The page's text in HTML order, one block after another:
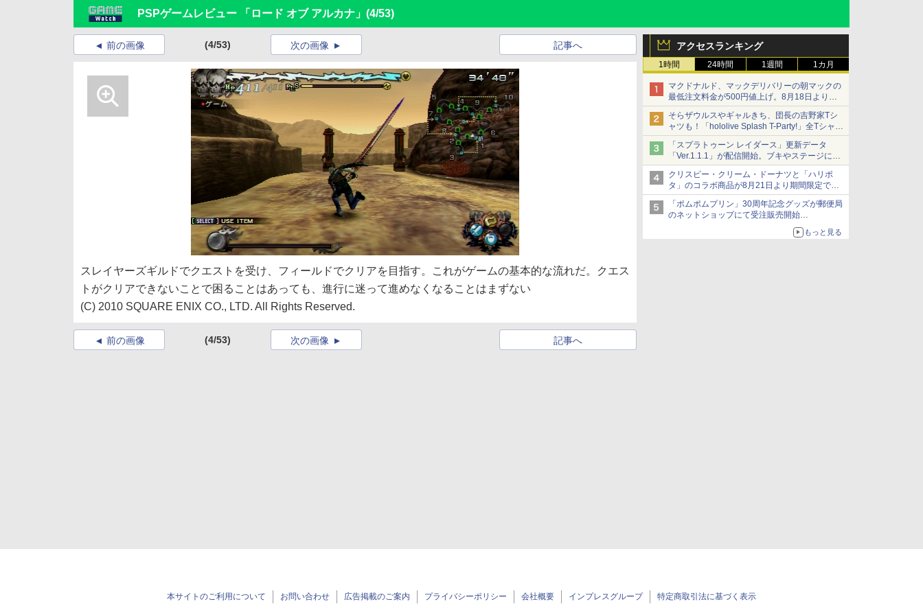
PSPゲームレビュー 「ロード オブ アルカナ」 (4/53)
アクセスランキング
1時間 24時間 1週間 1カ月
マクドナルド、マックデリバリーの朝マックの
最低注文料金が500円値上げ。8月18日より
1,500円から受付
そらザウルスやギャルきち、団長の吉野家Tシ
ャツも！「hololive Splash T-Party!」全Tシャツ
ラインナップ公開＆オンライン販売開始
「スプラトゥーン レイダース」更新データ
「Ver.1.1.1」が配信開始。ブキやステージに関
する不具合を修正
クリスピー・クリーム・ドーナツと「ハリポ
タ」のコラボ商品が8月21日より期間限定で発
売
組分け帽子ドーナツなど見た目も楽しい商品が
登場
「ポムポムプリン」30周年記念グッズが郵便局
のネットショップにて受注販売開始
「おもちもちもちクッション」など今年だけの
もっと見る
前の画像 (4/53) 記事へ
次の画像
スレイヤーズギルドでクエストを受け、フィールドでクリアを目指す。これがゲームの基本的な流れだ。クエス
トがクリアできないことで困ることはあっても、進行に迷って進めなくなることはまずない
(C) 2010 SQUARE ENIX CO., LTD. All Rights Reserved.
前の画像 (4/53) 記事へ
次の画像
本サイトのご利用について お問い合わせ 広告掲載のご案内 プライバシーポリシー 会社概要 インプレスグループ 特定商取引法に基づく表示